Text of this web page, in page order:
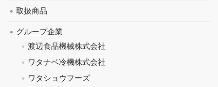
取扱商品
グループ企業
渡辺食品機械株式会社
ワタナベ冷機株式会社
ワタショウフーズ